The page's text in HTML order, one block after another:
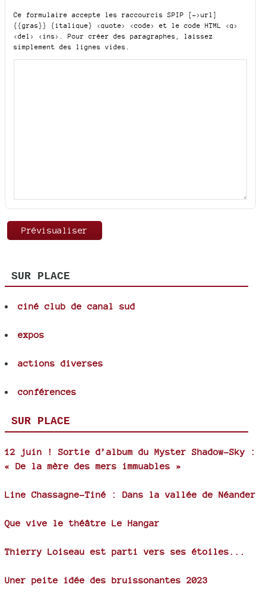
Ce formulaire accepte les raccourcis SPIP
[->url]
{{gras}} {italique} <quote> <code>
et le code HTML <q>
<del> <ins> . Pour créer des paragraphes, laissez
simplement des lignes vides.
SUR PLACE
ciné club de canal sud
expos
actions diverses
conférences
SUR PLACE
12 juin ! Sortie d’album du Myster Shadow-Sky :
« De la mère des mers immuables »
Line Chassagne-Tiné : Dans la vallée de Néander
Que vive le théâtre Le Hangar
Thierry Loiseau est parti vers ses étoiles...
Uner peite idée des bruissonantes 2023